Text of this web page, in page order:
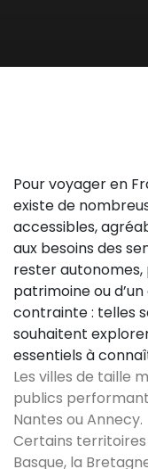
Pour voyager en
existe de
accessibles,
aux besoins des
rester
patrimoine ou
contrainte : telles
souhaitent
essentiels à
Les villes de taille
publics
Nantes ou Annecy.
Certains
Basque, la